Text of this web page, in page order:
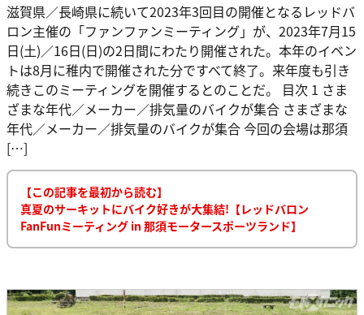
滋賀県／長崎県に続いて2023年3回目の開催となるレッドバ
ロン主催の「ファンファンミーティング」が、2023年7月15
日(土)／16日(日)の2日間にわたり開催された。本年のイベン
トは8月に稚内で開催された分ですべて終了。来年度も引き
続きこのミーティングを開催するとのことだ。 目次 1 さま
ざまな年代／メーカー／排気量のバイクが集合 さまざまな
年代／メーカー／排気量のバイクが集合 今回の会場は那須
[…]
【この記事を最初から読む】
真夏のサーキットにバイク好きが大集結!【レッドバロン
FanFunミーティング in 那須モータースポーツランド】